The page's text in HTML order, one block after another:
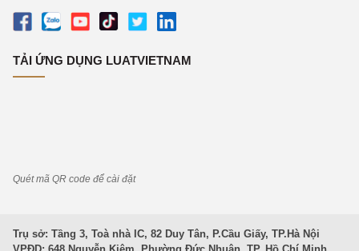
TẢI ỨNG DỤNG LUATVIETNAM
Quét mã QR code để cài đặt
Trụ sở: Tầng 3, Toà nhà IC, 82 Duy Tân, P.Cầu Giấy, TP.Hà Nội